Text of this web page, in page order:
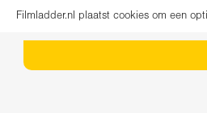
Filmladder.nl plaatst cookies om een